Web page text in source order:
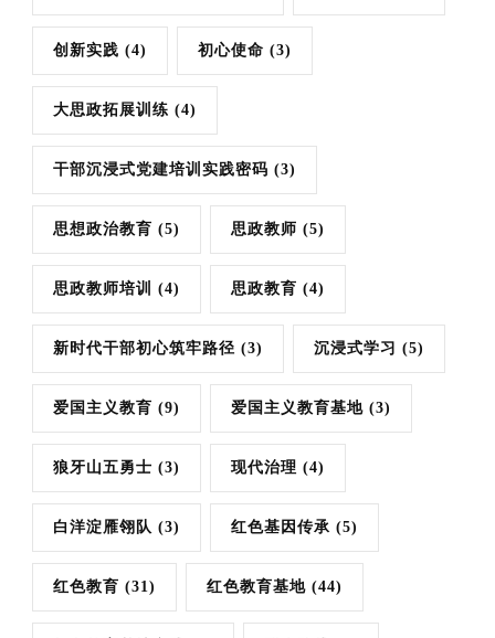
创新实践 (4) 初心使命 (3)
大思政拓展训练 (4)
干部沉浸式党建培训实践密码 (3)
思想政治教育 (5) 思政教师 (5)
思政教师培训 (4) 思政教育 (4)
新时代干部初心筑牢路径 (3) 沉浸式学习 (5)
爱国主义教育 (9) 爱国主义教育基地 (3)
狼牙山五勇士 (3) 现代治理 (4)
白洋淀雁翎队 (3) 红色基因传承 (5)
红色教育 (31) 红色教育基地 (44)